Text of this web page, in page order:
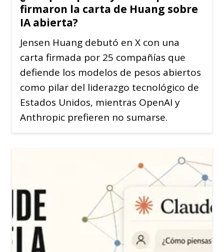
firmaron la carta de Huang sobre
IA abierta?
Jensen Huang debutó en X con una
carta firmada por 25 compañías que
defiende los modelos de pesos abiertos
como pilar del liderazgo tecnológico de
Estados Unidos, mientras OpenAI y
Anthropic prefieren no sumarse.